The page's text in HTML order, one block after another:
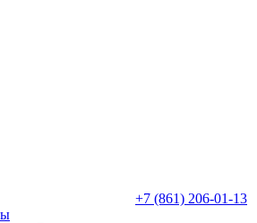
+7 (861) 206-01-13